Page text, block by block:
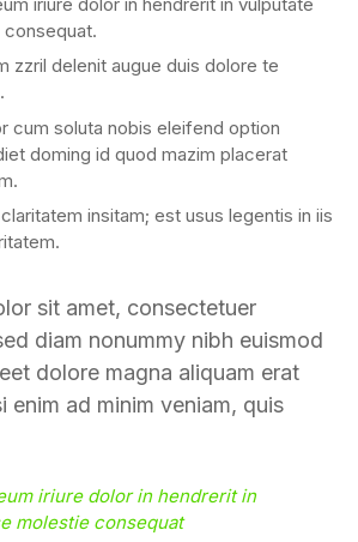
zzril delenit augue duis dolore te
cum soluta nobis eleifend option
doming id quod mazim placerat
insitam; est usus legentis in iis
sit amet, consectetuer
diam nonummy nibh euismod
dolore magna aliquam erat
ad minim veniam, quis